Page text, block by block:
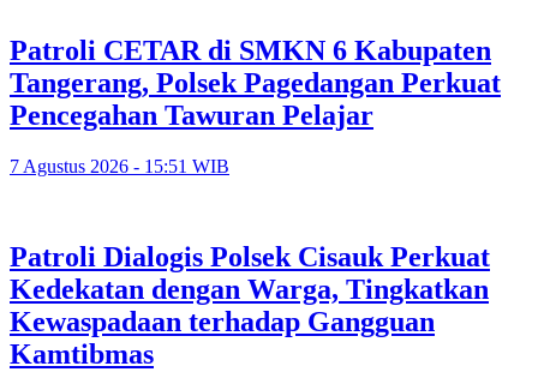
Patroli CETAR di SMKN 6 Kabupaten
Tangerang, Polsek Pagedangan Perkuat
Pencegahan Tawuran Pelajar
7 Agustus 2026 - 15:51 WIB
Patroli Dialogis Polsek Cisauk Perkuat
Kedekatan dengan Warga, Tingkatkan
Kewaspadaan terhadap Gangguan
Kamtibmas